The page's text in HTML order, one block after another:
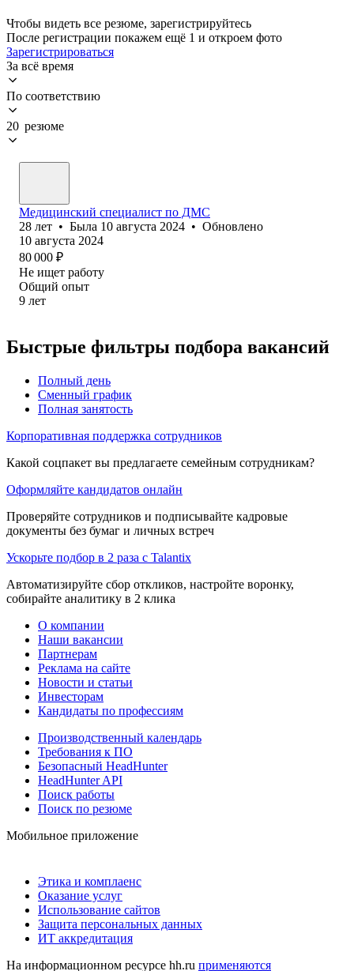
Чтобы видеть все резюме, зарегистрируйтесь
После регистрации покажем ещё 1 и откроем фото
Зарегистрироваться
За всё время
По соответствию
20 резюме
Медицинский специалист по ДМС
28 лет • Была 10 августа 2024 • Обновлено
10 августа 2024
80 000 ₽
Не ищет работу
Общий опыт
9 лет
Быстрые фильтры подбора вакансий
Полный день
Сменный график
Полная занятость
Корпоративная поддержка сотрудников
Какой соцпакет вы предлагаете семейным сотрудникам?
Оформляйте кандидатов онлайн
Проверяйте сотрудников и подписывайте кадровые
документы без бумаг и личных встреч
Ускорьте подбор в 2 раза с Talantix
Автоматизируйте сбор откликов, настройте воронку,
собирайте аналитику в 2 клика
О компании
Наши вакансии
Партнерам
Реклама на сайте
Новости и статьи
Инвесторам
Кандидаты по профессиям
Производственный календарь
Требования к ПО
Безопасный HeadHunter
HeadHunter API
Поиск работы
Поиск по резюме
Мобильное приложение
Этика и комплаенс
Оказание услуг
Использование сайтов
Защита персональных данных
ИТ аккредитация
На информационном ресурсе hh.ru применяются